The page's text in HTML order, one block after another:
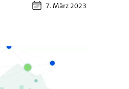
7. März 2023